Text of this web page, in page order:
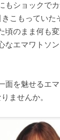
もショックで
こもっていた
頃のまま何も
なエマワトソ
面を魅せるエ
ませんか。